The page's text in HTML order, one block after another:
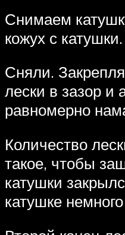
Снимаем
кожух с катушки.
Сняли.
лески в зазор и
равномерно
Количество
такое, чтобы
катушки
катушке